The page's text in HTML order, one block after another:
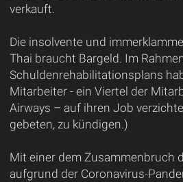
verkauft.
Die insolvente und
Thai braucht Bargeld. Im
Schuldenrehabilitationsplans
Mitarbeiter - ein Viertel der
Airways – auf ihren Job
gebeten, zu kündigen.)
Mit einer dem Zusammenbruch
aufgrund der Coronavirus-